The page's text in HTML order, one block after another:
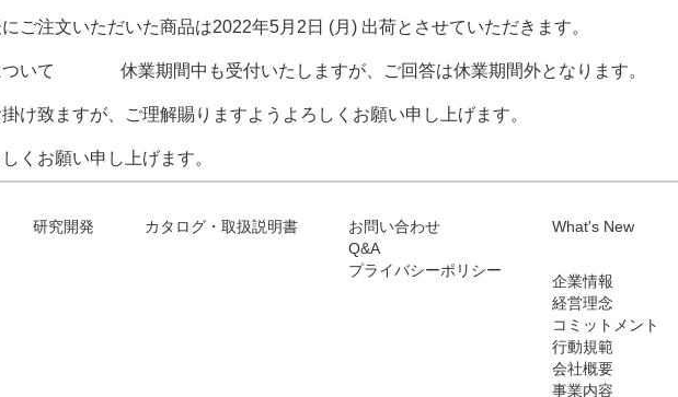
だいた商品は2022年5月2日 (月) 出荷とさせていただきます。
いて 休業期間中も受付いたしますが、ご回答は休業期間外となります。
け致ますが、ご理解賜りますようよろしくお願い申し上げます。
くお願い申し上げます。
研究開発 カタログ・取扱説明書
お問い合わせ
Q&A
プライバシーポリシー
What's New
企業情報
経営理念
コミットメント
行動規範
会社概要
事業内容